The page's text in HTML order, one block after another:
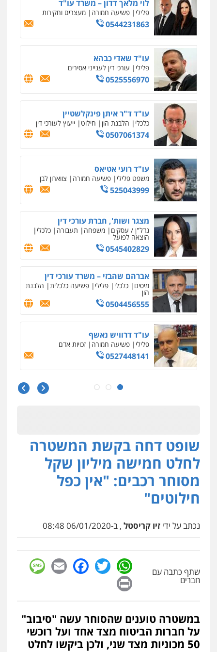
לוי מלאך דדון – משרד עו"ד
פלילי פשיעה חמורה מעצרים וחקירות
0544231863
עו"ד שאדי כבהא
פלילי עורכי דין לענייני אסירים
0525556970
עו"ד ד"ר איתן פינקלשטיין
כלכלי הלבנת הון חילוט ייעוץ לעורכי דין
0507061374
עו"ד רועי אטיאס
משפט פלילי פשיעה חמורה צווארון לבן
525043999
מצגר ושות', חברת עורכי דין
נדל"ן / עסקים משפחה תעבורה כלכלי
הוצאה לפועל
0545402829
אברהם שהבזי – משרד עורכי דין
מיסים כלכלי פלילי פשיעה כלכלית הלבנת
הון
0504456555
עו"ד דרוויש נאשף
פלילי פשיעה חמורה זכויות אדם
0527448141
עו"ד שילה ענבר
ייעוץ לעורכי
עו"ד אריה פטר
לשעבר סגן מנהל המחלקה הפלילית
בפרקליטות המדינה
0506217994
עו"ד נס בן נתן
0505555110
– משרד עורכי דין
התמחות בייצוג בעבירות מין
0505522334
פלילי תעבורה פשיעה כלכלית
0525077716
שופט דחה בקשת המשטרה
לחלט חמישה מיליון שקל
מסוחר רכבים: "אין כפל
חילוטים"
נכתב על ידי זיו קריסטל , ב-06/01/2020 08:48
שתף כתבה עם
חברים
WhatsApp
Twitter
Facebook
Email
במשטרה טוענים שהסוחר עשה "סיבוב"
על חברות הביטוח מצד אחד ועל רוכשי
50 מכוניות מצד שני, ולכן ביקשו לחלט